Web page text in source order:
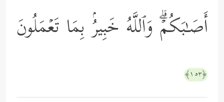
أَصَـٰبَكُمۡۗ وَٱللَّهُ خَبِیرُۢ بِمَا تَعۡمَلُونَ
﴿١٥٣﴾